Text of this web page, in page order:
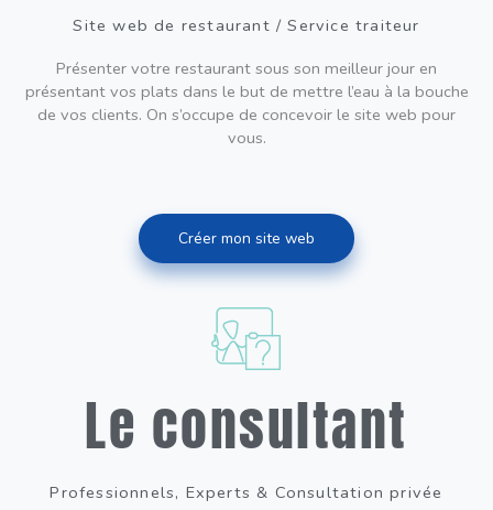
Site web de restaurant / Service traiteur
Présenter votre restaurant sous son meilleur jour en
présentant vos plats dans le but de mettre l’eau à la bouche
de vos clients. On s’occupe de concevoir le site web pour
vous.
Créer mon site web
Le consultant
Professionnels, Experts & Consultation privée